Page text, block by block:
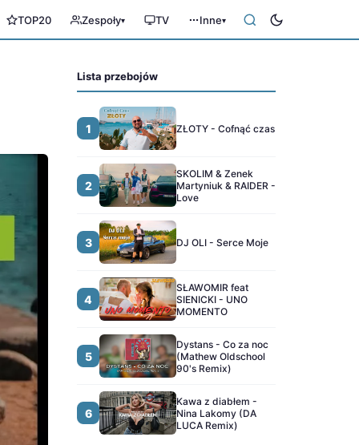
TOP20 Zespoły▾ TV Inne▾
Lista przebojów
1 ZŁOTY - Cofnąć czas
2
SKOLIM & Zenek
Martyniuk & RAIDER -
Love
3 DJ OLI - Serce Moje
4
SŁAWOMIR feat
SIENICKI - UNO
MOMENTO
5
Dystans - Co za noc
(Mathew Oldschool
90's Remix)
6
Kawa z diabłem -
Nina Lakomy (DA
LUCA Remix)